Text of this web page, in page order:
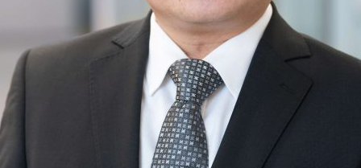
社區投入
應屆畢業生招聘
聯絡我們